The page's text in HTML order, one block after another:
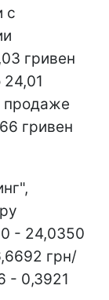
с
гривен
продаже
гривен
- 24,0350
грн/
- 0,3921